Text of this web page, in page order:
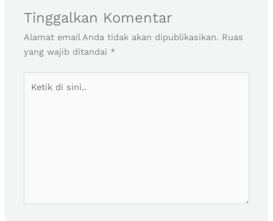
Tinggalkan Komentar
Alamat email Anda tidak akan dipublikasikan. Ruas
yang wajib ditandai *